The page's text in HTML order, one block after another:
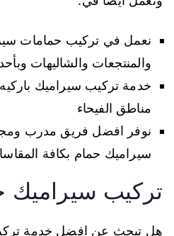
نعمل في تركيب حمامات
والمنتجعات والشاليهات
خدمة تركيب سيراميك
مناطق الفيحاء
نوفر افضل فريق مدرب
سيراميك حمام بكافة
تركيب سيراميك
هل تبحث عن افضل خدمة